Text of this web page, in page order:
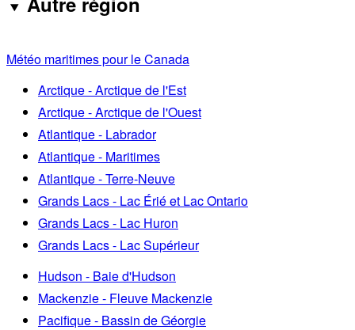
Météo maritimes pour le Canada
Arctique - Arctique de l'Est
Arctique - Arctique de l'Ouest
Atlantique - Labrador
Atlantique - Maritimes
Atlantique - Terre-Neuve
Grands Lacs - Lac Érié et Lac Ontario
Grands Lacs - Lac Huron
Grands Lacs - Lac Supérieur
Hudson - Baie d'Hudson
Mackenzie - Fleuve Mackenzie
Pacifique - Bassin de Géorgie